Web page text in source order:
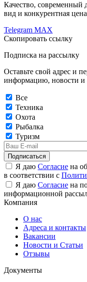
Качество, современный
вид и конкурентная
Telegram MAX
Скопировать ссылку
Подписка на рассылку
Оставьте свой адрес и
информацию, новости и
Все
Техника
Охота
Рыбалка
Туризм
Подписаться
Я даю Согласие на
в соответствии с
Я даю Согласие на
информационной
Компания
О нас
Адреса и контакты
Вакансии
Новости и Статьи
Отзывы
Документы